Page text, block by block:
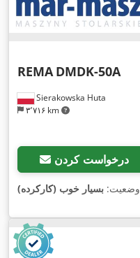
Sierakowska Huta
۳٬۷۱۶ km
REMA DMDK-50A
درخواست کردن
وضعیت: بسیار خوب (کارکرده)